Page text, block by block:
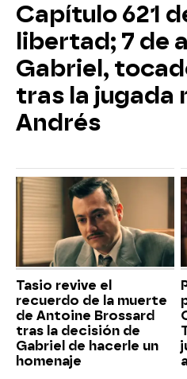
Capítulo 621
libertad; 7 de
Gabriel,
tras la jugada
Andrés
Tasio revive el
recuerdo de la muerte
de Antoine Brossard
tras la decisión de
Gabriel de hacerle un
homenaje